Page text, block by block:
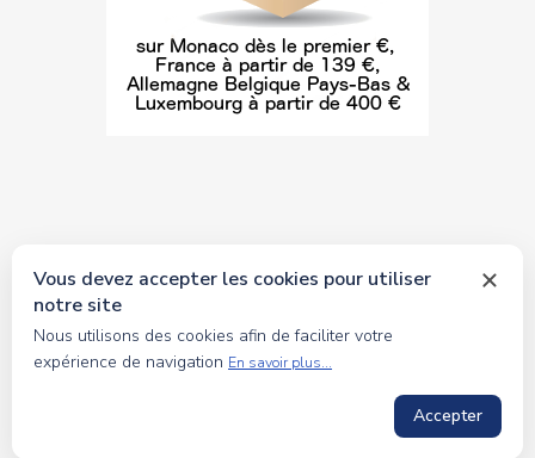
© 2026 tous droits réservés Toyscollection. Réalisation
oceanesoft.com
Vous devez accepter les cookies pour utiliser
notre site
Nous utilisons des cookies afin de faciliter votre
expérience de navigation En savoir plus...
Accepter